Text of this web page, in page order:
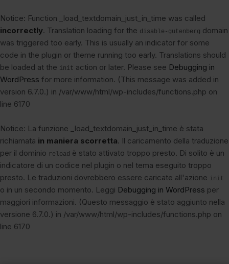
Notice: Function _load_textdomain_just_in_time was called
incorrectly. Translation loading for the disable-gutenberg domain
was triggered too early. This is usually an indicator for some
code in the plugin or theme running too early. Translations should
be loaded at the init action or later. Please see Debugging in
WordPress for more information. (This message was added in
version 6.7.0.) in /var/www/html/wp-includes/functions.php on
line 6170
Notice: La funzione _load_textdomain_just_in_time è stata
richiamata in maniera scorretta. Il caricamento della traduzione
per il dominio reload è stato attivato troppo presto. Di solito è un
indicatore di un codice nel plugin o nel tema eseguito troppo
presto. Le traduzioni dovrebbero essere caricate all'azione init
o in un secondo momento. Leggi Debugging in WordPress per
maggiori informazioni. (Questo messaggio è stato aggiunto nella
versione 6.7.0.) in /var/www/html/wp-includes/functions.php on
line 6170